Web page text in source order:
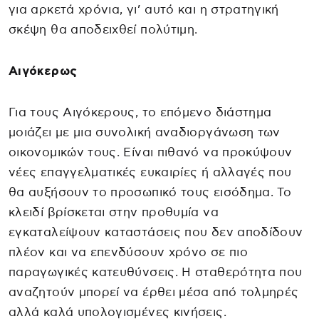
για αρκετά χρόνια, γι’ αυτό και η στρατηγική
σκέψη θα αποδειχθεί πολύτιμη.
Αιγόκερως
Για τους Αιγόκερους, το επόμενο διάστημα
μοιάζει με μια συνολική αναδιοργάνωση των
οικονομικών τους. Είναι πιθανό να προκύψουν
νέες επαγγελματικές ευκαιρίες ή αλλαγές που
θα αυξήσουν το προσωπικό τους εισόδημα. Το
κλειδί βρίσκεται στην προθυμία να
εγκαταλείψουν καταστάσεις που δεν αποδίδουν
πλέον και να επενδύσουν χρόνο σε πιο
παραγωγικές κατευθύνσεις. Η σταθερότητα που
αναζητούν μπορεί να έρθει μέσα από τολμηρές
αλλά καλά υπολογισμένες κινήσεις.